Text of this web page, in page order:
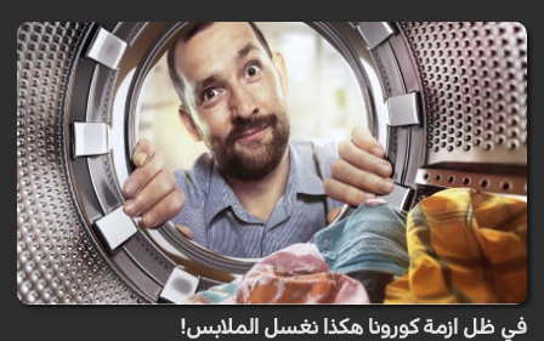
في ظل ازمة كورونا هكذا نغسل الملابس!